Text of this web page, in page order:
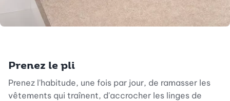
Prenez le pli
Prenez l'habitude, une fois par jour, de ramasser les
vêtements qui traînent, d'accrocher les linges de